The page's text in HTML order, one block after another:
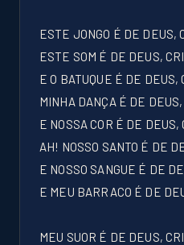
ESTE JONGO É DE DEUS,
ESTE SOM É DE DEUS,
E O BATUQUE É DE DEUS,
MINHA DANÇA É DE
E NOSSA COR É DE DEUS,
AH! NOSSO SANTO É DE
E NOSSO SANGUE É DE
E MEU BARRACO É DE
MEU SUOR É DE DEUS,